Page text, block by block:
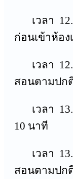
เวลา
ก่อนเข้าห้อง
เวลา
สอนตามปก
เวลา
10 นาที
เวลา
สอนตามปก